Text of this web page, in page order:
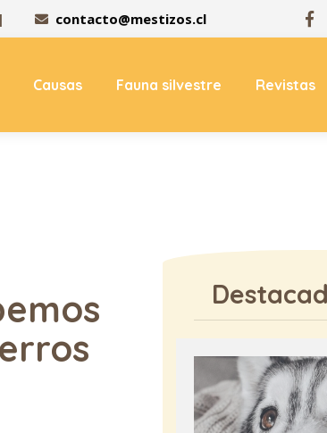
| contacto@mestizos.cl
Causas Fauna silvestre Revistas